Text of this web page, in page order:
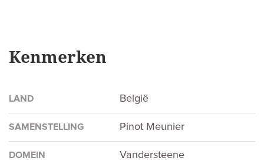
Kenmerken
LAND België
SAMENSTELLING Pinot Meunier
DOMEIN Vandersteene